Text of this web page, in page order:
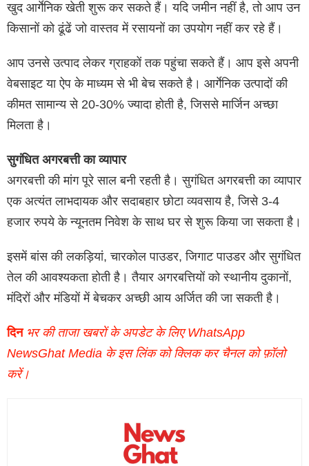
खुद आर्गेनिक खेती शुरू कर सकते हैं। यदि जमीन नहीं है, तो आप उन
किसानों को ढूंढें जो वास्तव में रसायनों का उपयोग नहीं कर रहे हैं।
आप उनसे उत्पाद लेकर ग्राहकों तक पहुंचा सकते हैं। आप इसे अपनी
वेबसाइट या ऐप के माध्यम से भी बेच सकते है। आर्गेनिक उत्पादों की
कीमत सामान्य से 20-30% ज्यादा होती है, जिससे मार्जिन अच्छा
मिलता है।
सुगंधित अगरबत्ती का व्यापार
अगरबत्ती की मांग पूरे साल बनी रहती है। सुगंधित अगरबत्ती का व्यापार
एक अत्यंत लाभदायक और सदाबहार छोटा व्यवसाय है, जिसे 3-4
हजार रुपये के न्यूनतम निवेश के साथ घर से शुरू किया जा सकता है।
इसमें बांस की लकड़ियां, चारकोल पाउडर, जिगाट पाउडर और सुगंधित
तेल की आवश्यकता होती है। तैयार अगरबत्तियों को स्थानीय दुकानों,
मंदिरों और मंडियों में बेचकर अच्छी आय अर्जित की जा सकती है।
दिनभर की ताजा खबरों के अपडेट के लिए WhatsApp
NewsGhat Media के इस लिंक को क्लिक कर चैनल को फ़ॉलो
करें।